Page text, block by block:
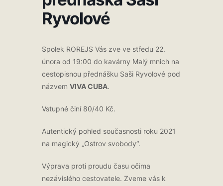
Ryvolové
Spolek ROREJS Vás zve ve středu 22.
února od 19:00 do kavárny Malý mnich na
cestopisnou přednášku Saši Ryvolové pod
názvem VIVA CUBA.
Vstupné činí 80/40 Kč.
Autentický pohled současnosti roku 2021
na magický „Ostrov svobody“.
Výprava proti proudu času očima
nezávislého cestovatele. Zveme vás k